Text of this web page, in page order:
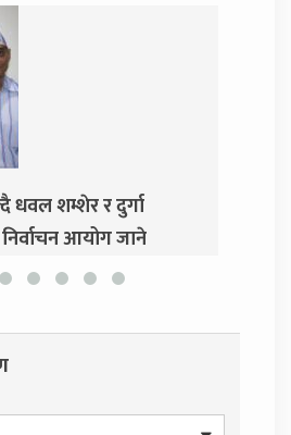
दुर्गा प्रसाईंलाई रिहा गर्न अदालतको